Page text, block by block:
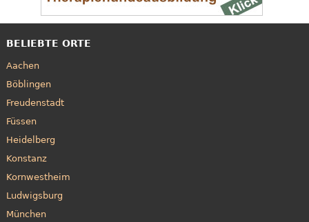
BELIEBTE ORTE
Aachen
Böblingen
Freudenstadt
Füssen
Heidelberg
Konstanz
Kornwestheim
Ludwigsburg
München